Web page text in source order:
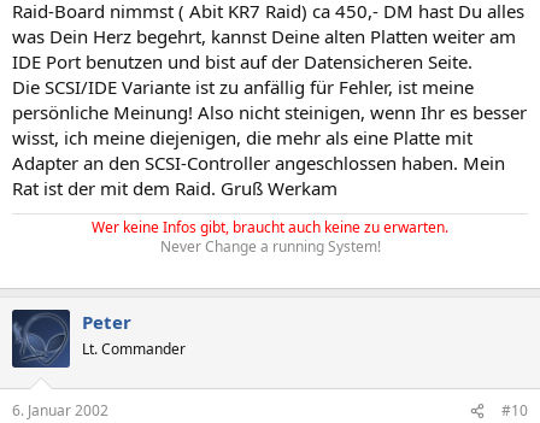
Raid-Board nimmst ( Abit KR7 Raid) ca 450,- DM hast Du alles
was Dein Herz begehrt, kannst Deine alten Platten weiter am
IDE Port benutzen und bist auf der Datensicheren Seite.
Die SCSI/IDE Variante ist zu anfällig für Fehler, ist meine
persönliche Meinung! Also nicht steinigen, wenn Ihr es besser
wisst, ich meine diejenigen, die mehr als eine Platte mit
Adapter an den SCSI-Controller angeschlossen haben. Mein
Rat ist der mit dem Raid. Gruß Werkam
Wer keine Infos gibt, braucht auch keine zu erwarten.
Never Change a running System!
Peter
Lt. Commander
6. Januar 2002 #10